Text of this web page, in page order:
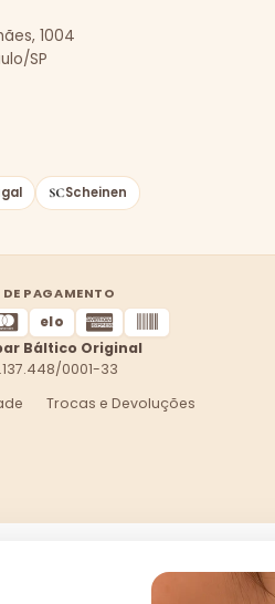
1004
SP
Scheinen
PAGAMENTO
elo
Báltico Original
0001-33
Trocas e Devoluções